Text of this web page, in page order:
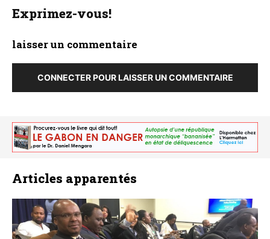
Exprimez-vous!
laisser un commentaire
CONNECTER POUR LAISSER UN COMMENTAIRE
Articles apparentés